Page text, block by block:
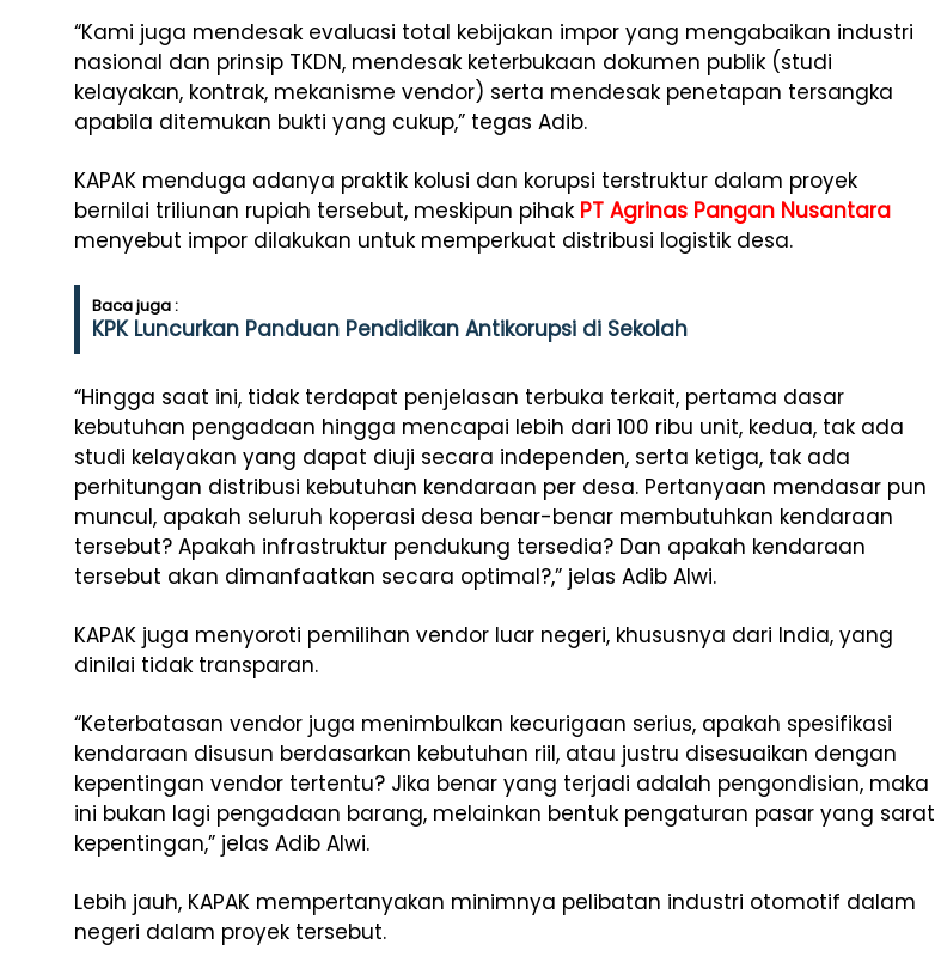
“Kami juga mendesak evaluasi total kebijakan impor yang mengabaikan industri
nasional dan prinsip TKDN, mendesak keterbukaan dokumen publik (studi
kelayakan, kontrak, mekanisme vendor) serta mendesak penetapan tersangka
apabila ditemukan bukti yang cukup,” tegas Adib.
KAPAK menduga adanya praktik kolusi dan korupsi terstruktur dalam proyek
bernilai triliunan rupiah tersebut, meskipun pihak PT Agrinas Pangan Nusantara
menyebut impor dilakukan untuk memperkuat distribusi logistik desa.
Baca juga :
KPK Luncurkan Panduan Pendidikan Antikorupsi di Sekolah
“Hingga saat ini, tidak terdapat penjelasan terbuka terkait, pertama dasar
kebutuhan pengadaan hingga mencapai lebih dari 100 ribu unit, kedua, tak ada
studi kelayakan yang dapat diuji secara independen, serta ketiga, tak ada
perhitungan distribusi kebutuhan kendaraan per desa. Pertanyaan mendasar pun
muncul, apakah seluruh koperasi desa benar-benar membutuhkan kendaraan
tersebut? Apakah infrastruktur pendukung tersedia? Dan apakah kendaraan
tersebut akan dimanfaatkan secara optimal?,” jelas Adib Alwi.
KAPAK juga menyoroti pemilihan vendor luar negeri, khususnya dari India, yang
dinilai tidak transparan.
“Keterbatasan vendor juga menimbulkan kecurigaan serius, apakah spesifikasi
kendaraan disusun berdasarkan kebutuhan riil, atau justru disesuaikan dengan
kepentingan vendor tertentu? Jika benar yang terjadi adalah pengondisian, maka
ini bukan lagi pengadaan barang, melainkan bentuk pengaturan pasar yang sarat
kepentingan,” jelas Adib Alwi.
Lebih jauh, KAPAK mempertanyakan minimnya pelibatan industri otomotif dalam
negeri dalam proyek tersebut.